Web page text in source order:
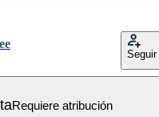
Seguir
Requiere atribución